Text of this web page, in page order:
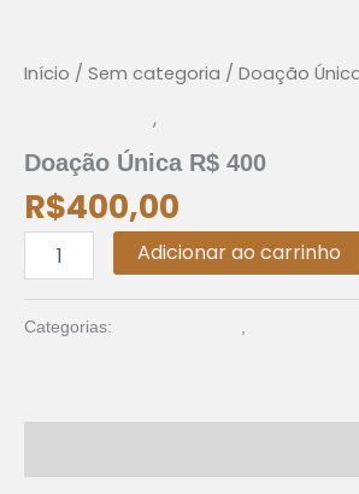
Início / Sem categoria / Doação
,
Doação Única R$ 400
R$400,00
400
quantidade
Adicionar ao carrinho
Categorias: